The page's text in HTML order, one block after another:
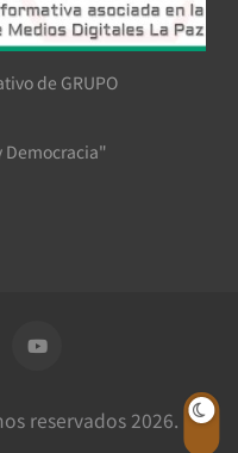
de GRUPO
Democracia"
reservados 2026.